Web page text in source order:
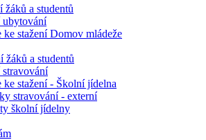
žáků a studentů
ke stažení Domov mládeže
žáků a studentů
ke stažení - Školní jídelna
stravování - externí
školní jídelny